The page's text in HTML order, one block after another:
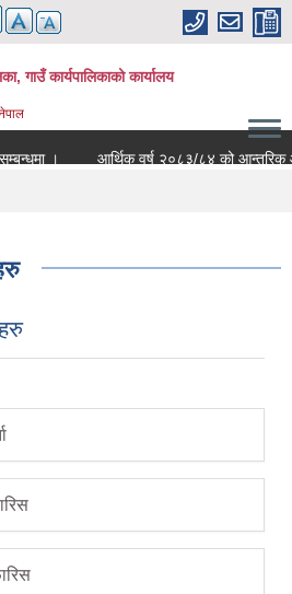
गाउँ कार्यपालिकाको कार्यालय
।
आर्थिक वर्ष २०८३/८४ को आन्तरिक